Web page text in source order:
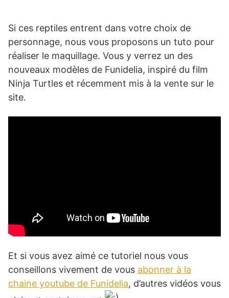
Si ces reptiles entrent dans votre choix de
personnage, nous vous proposons un tuto pour
réaliser le maquillage. Vous y verrez un des
nouveaux modèles de Funidelia, inspiré du film
Ninja Turtles et récemment mis à la vente sur le
site.
Et si vous avez aimé ce tutoriel nous vous
conseillons vivement de vous abonner à la
chaine youtube de Funidelia, d’autres vidéos vous